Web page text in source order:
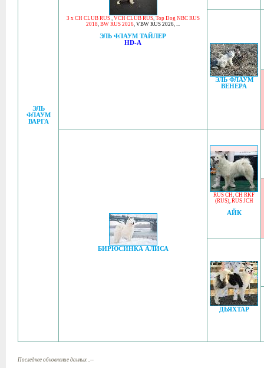
ЭЛЬ
ФЛАУМ
ВАРГА
3 x CH CLUB RUS, VCH CLUB RUS, Top Dog NBC RUS
2018, BW RUS 2026, VBW RUS 2026, ...
ЭЛЬ ФЛАУМ ТАЙЛЕР
HD-A
ЭЛЬ ФЛАУМ
ВЕНЕРА
БИРЮСИНКА АЛИСА
RUS CH, CH RKF
(RUS), RUS JCH
АЙК
ДЬЯХТАР
Последнее обновление данных ..--